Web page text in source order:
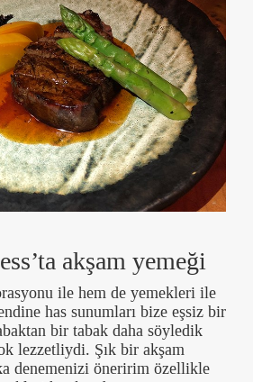
akşam yemeği
ile hem de yemekleri ile
has sunumları bize eşsiz bir
bir tabak daha söyledik
lezzetliydi. Şık bir akşam
denemenizi öneririm özellikle